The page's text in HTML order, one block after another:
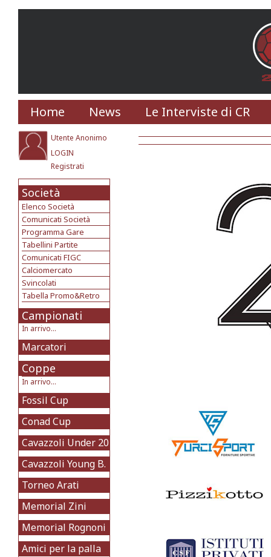
Home News Le Interviste di CR
Utente Anonimo
LOGIN
Registrati
Società
Elenco Società
Comunicati Società
Programma Gare
Tabellini Partite
Comunicati FIGC
Calciomercato
Svincolati
Tabella Promo&Retro
Campionati
In arrivo...
Marcatori
Coppe
In arrivo...
Fossil Cup
Conad Cup
Cavazzoli Under 20
Cavazzoli Young B.
Torneo Arati
Memorial Zini
Memorial Rognoni
Amici per la palla